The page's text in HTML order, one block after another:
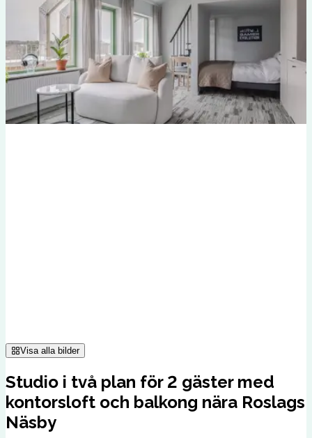
Visa alla bilder
Studio i två plan för 2 gäster med
kontorsloft och balkong nära Roslags
Näsby